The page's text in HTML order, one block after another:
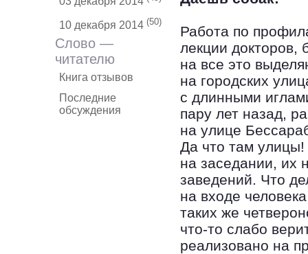
10 декабря 2014 (50)
Слово —
читателю
Книга отзывов
Последние
обсуждения
Работа по
лекции
на все это
на городских
с длинными
пару лет назад,
на улице
Да что там улицы!
на заседании, их
заведений. Что
на входе
таких же
что-то слабо
реализовано на